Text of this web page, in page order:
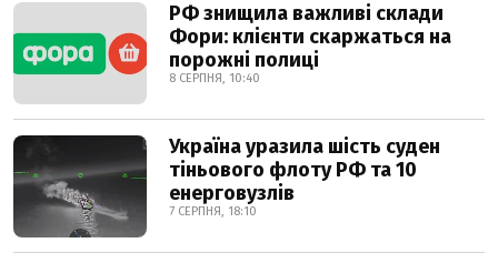
РФ знищила важливі склади
Фори: клієнти скаржаться на
порожні полиці
8 СЕРПНЯ, 10:40
Україна уразила шість суден
тіньового флоту РФ та 10
енерговузлів
7 СЕРПНЯ, 18:10